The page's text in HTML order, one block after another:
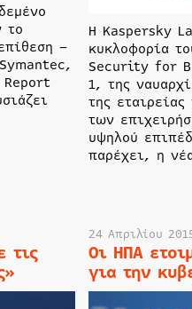
το
–
Η Kaspersky
κυκλοφορία
Security for
1, της
της
των
υψηλού
παρέχει, η
τις
24 Απριλίου
Οι ΗΠΑ
για την